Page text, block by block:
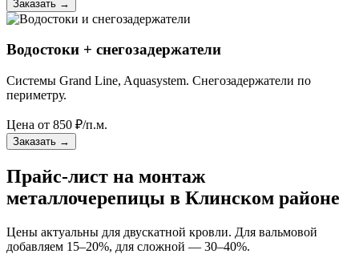
Заказать →
Водостоки + снегозадержатели
Системы Grand Line, Aquasystem. Снегозадержатели по
периметру.
Цена от 850 ₽/п.м.
Заказать →
Прайс-лист на монтаж
металлочерепицы в Клинском районе
Цены актуальны для двускатной кровли. Для вальмовой
добавляем 15–20%, для сложной — 30–40%.